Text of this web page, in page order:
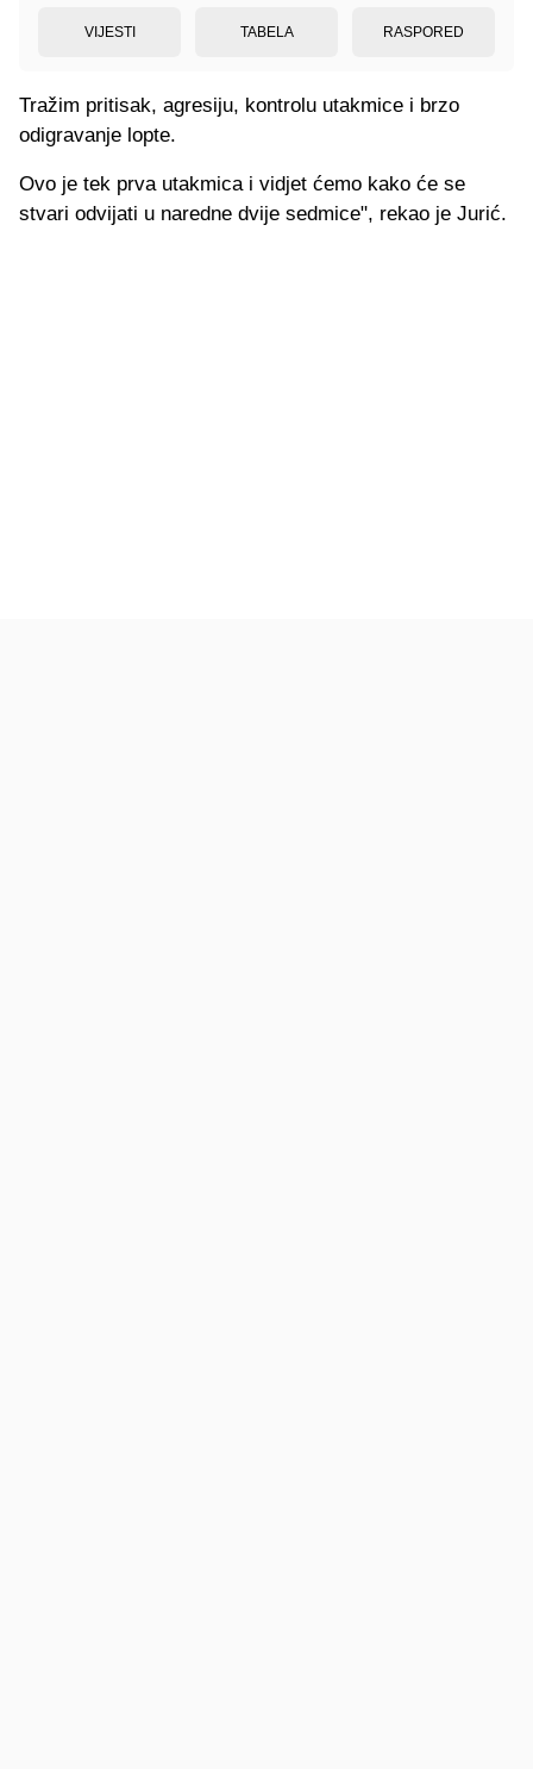
VIJESTI TABELA RASPORED
Tražim pritisak, agresiju, kontrolu utakmice i brzo
odigravanje lopte.
Ovo je tek prva utakmica i vidjet ćemo kako će se
stvari odvijati u naredne dvije sedmice", rekao je Jurić.